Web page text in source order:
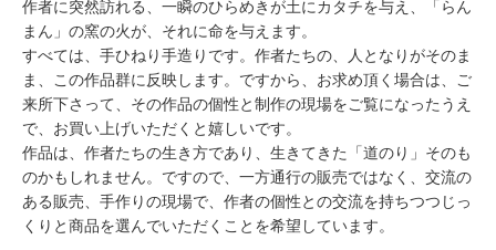
作者に突然訪れる、一瞬のひらめきが土にカタチを与え、「らん
まん」の窯の火が、それに命を与えます。
すべては、手ひねり手造りです。作者たちの、人となりがそのま
ま、この作品群に反映します。ですから、お求め頂く場合は、ご
来所下さって、その作品の個性と制作の現場をご覧になったうえ
で、お買い上げいただくと嬉しいです。
作品は、作者たちの生き方であり、生きてきた「道のり」そのも
のかもしれません。ですので、一方通行の販売ではなく、交流の
ある販売、手作りの現場で、作者の個性との交流を持ちつつじっ
くりと商品を選んでいただくことを希望しています。